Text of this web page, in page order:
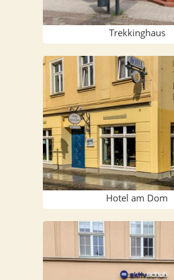
Trek­king­haus
Hotel am Dom